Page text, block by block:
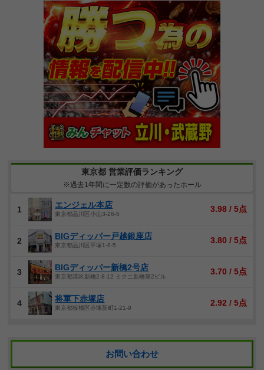
東京都 営業評価ランキング
※過去1年間に一定数の評価があったホール
1 エンジェル本店
東京都品川区小山3-26-5
3.98 / 5点
2 BIGディッパー戸越銀座店
東京都品川区平塚1-8-5
3.80 / 5点
3 BIGディッパー新橋2号店
東京都港区新橋2-8-12 ミクニ新橋第2ビル
3.70 / 5点
4 将軍下赤塚店
東京都板橋区赤塚新町1-21-9
2.92 / 5点
お問い合わせ